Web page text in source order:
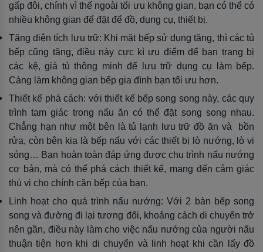
gấp đôi, chính vì thế ngoài tối ưu không gian, bạn có thể có
nhiều không gian để đặt để đồ, dụng cụ, thiết bị.
Tăng diện tích lưu trữ: Khi mặt bếp sử dụng tăng, thì các tủ
bếp cũng tăng, điều này cực kì ưu điểm để bạn trang bị
các kệ, giá tủ thông minh để lưu trữ dụng cụ làm bếp.
Càng làm không gian bếp gia đình bạn tối ưu hơn.
Thiết kế phá cách: với thiết kế bếp song song này, các quy
trình tam giác trong nấu ăn có thể đặt song song nhau.
Chẳng hạn như một bên là tủ lạnh lưu trữ đồ ăn và bồn
rửa, còn bên kia là bếp nấu với các thiết bị lò nướng, lò vi
sóng… Bạn hoàn toàn đáp ứng được chu trình nấu nướng
cơ bản, mà có thể phá cách thiết kế, mang đến cảm giác
thú vị cho chính căn bếp của bạn.
Linh hoạt cho quá trình nấu nướng: Với 2 bàn bếp song
song và đường đi lại tương đối, khoảng cách di chuyển trở
nên gần, điều này làm cho việc nấu nướng của người nấu
thuận tiện hơn khi di chuyển và linh hoạt khi cần lấy đồ